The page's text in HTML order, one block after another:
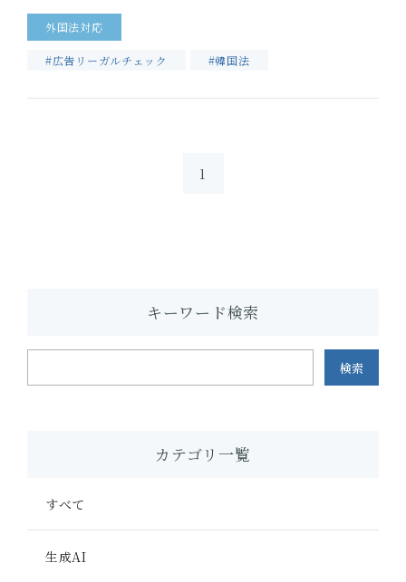
広告することを予定している、その際の広告表現について
リーガルチェックをお願…
外国法対応
#広告リーガルチェック #韓国法
1
キーワード検索
検索
カテゴリ一覧
すべて
生成AI